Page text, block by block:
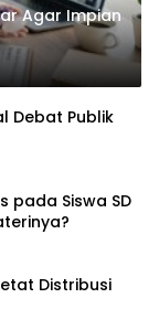
Agar Impian
Debat Publik
pada Siswa SD
Distribusi